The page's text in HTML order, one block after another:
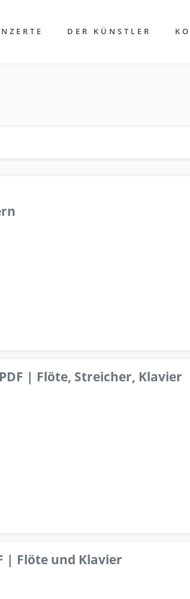
DER KÜNSTLER
| Flöte, Streicher, Klavier
| Flöte und Klavier